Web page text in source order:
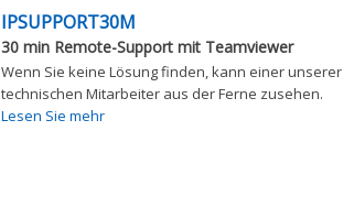
IPSUPPORT30M
30 min Remote-Support mit Teamviewer
Wenn Sie keine Lösung finden, kann einer unserer
technischen Mitarbeiter aus der Ferne zusehen.
Lesen Sie mehr